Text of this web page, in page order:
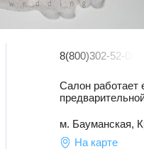
8(800)302-52-08
Салон работает
м. Бауманская,
На карте